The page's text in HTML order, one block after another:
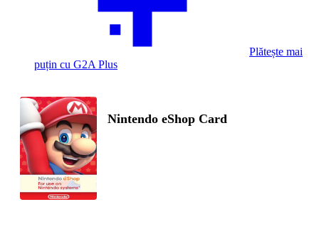
Plătește mai
puțin cu G2A Plus
Nintendo eShop Card